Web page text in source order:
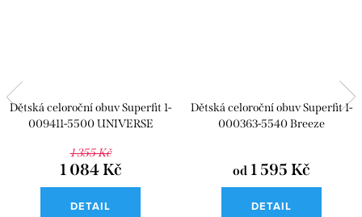
Dětská celoroční obuv Superfit 1-
009411-5500 UNIVERSE
1 355 Kč
1 084 Kč
DETAIL
Dětská celoroční obuv Superfit 1-
000363-5540 Breeze
od 1 595 Kč
DETAIL